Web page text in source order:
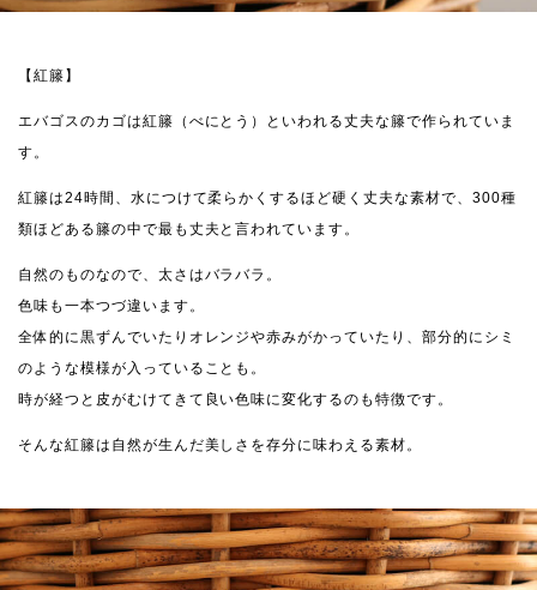
【紅籐】
エバゴスのカゴは紅籐（べにとう）といわれる丈夫な籐で作られていま
す。
紅籐は24時間、水につけて柔らかくするほど硬く丈夫な素材で、300種
類ほどある籐の中で最も丈夫と言われています。
自然のものなので、太さはバラバラ。
色味も一本つづ違います。
全体的に黒ずんでいたりオレンジや赤みがかっていたり、部分的にシミ
のような模様が入っていることも。
時が経つと皮がむけてきて良い色味に変化するのも特徴です。
そんな紅籐は自然が生んだ美しさを存分に味わえる素材。